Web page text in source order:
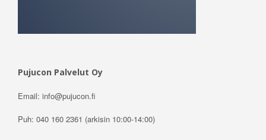
Pujucon Palvelut Oy
Email: info@pujucon.fi
Puh: 040 160 2361 (arkisin 10:00-14:00)